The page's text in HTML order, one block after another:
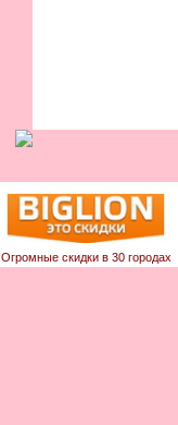
Огромные скидки в 30 городах